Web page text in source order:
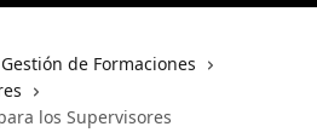
Gestión de Formaciones
los Supervisores